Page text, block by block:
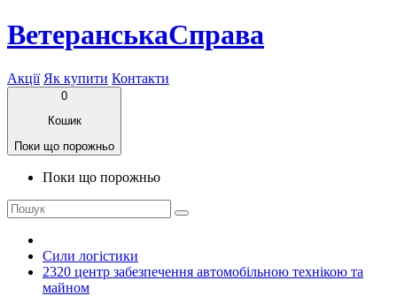
ВетеранськаСправа
Акції Як купити Контакти
0
Кошик
Поки що порожньо
Поки що порожньо
Сили логістики
2320 центр забезпечення автомобільною технікою та
майном